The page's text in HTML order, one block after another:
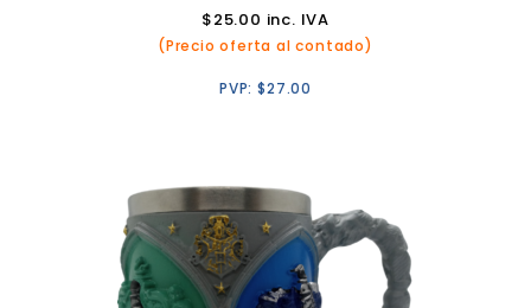
$25.00 inc. IVA
(Precio oferta al contado)
PVP:$27.00